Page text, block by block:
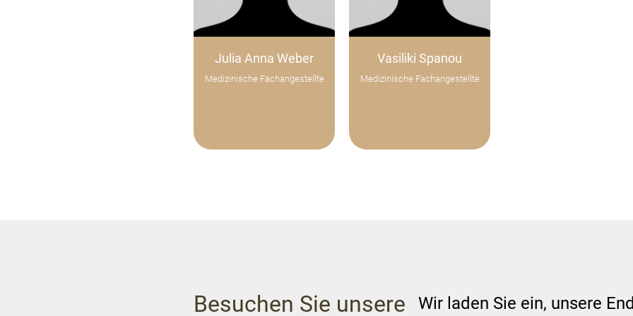
Julia Anna Weber
Medizinische Fachangestellte
Vasiliki Spanou
Medizinische Fachangestellte
Besuchen Sie unsere Wir laden Sie ein, unsere